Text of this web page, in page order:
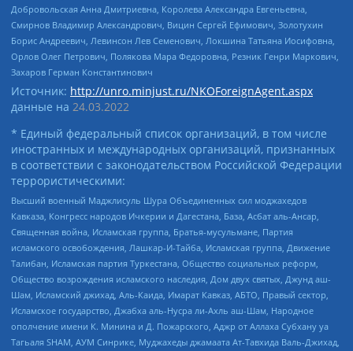
Добровольская Анна Дмитриевна, Королева Александра Евгеньевна,
Смирнов Владимир Александрович, Вицин Сергей Ефимович, Золотухин
Борис Андреевич, Левинсон Лев Семенович, Локшина Татьяна Иосифовна,
Орлов Олег Петрович, Полякова Мара Федоровна, Резник Генри Маркович,
Захаров Герман Константинович
Источник: http://unro.minjust.ru/NKOForeignAgent.aspx
данные на 24.03.2022
* Единый федеральный список организаций, в том числе
иностранных и международных организаций, признанных
в соответствии с законодательством Российской Федерации
террористическими:
Высший военный Маджлисуль Шура Объединенных сил моджахедов
Кавказа, Конгресс народов Ичкерии и Дагестана, База, Асбат аль-Ансар,
Священная война, Исламская группа, Братья-мусульмане, Партия
исламского освобождения, Лашкар-И-Тайба, Исламская группа, Движение
Талибан, Исламская партия Туркестана, Общество социальных реформ,
Общество возрождения исламского наследия, Дом двух святых, Джунд аш-
Шам, Исламский джихад, Аль-Каида, Имарат Кавказ, АБТО, Правый сектор,
Исламское государство, Джабха аль-Нусра ли-Ахль аш-Шам, Народное
ополчение имени К. Минина и Д. Пожарского, Аджр от Аллаха Субхану уа
Тагьаля SHAM, АУМ Синрике, Муджахеды джамаата Ат-Тавхида Валь-Джихад,